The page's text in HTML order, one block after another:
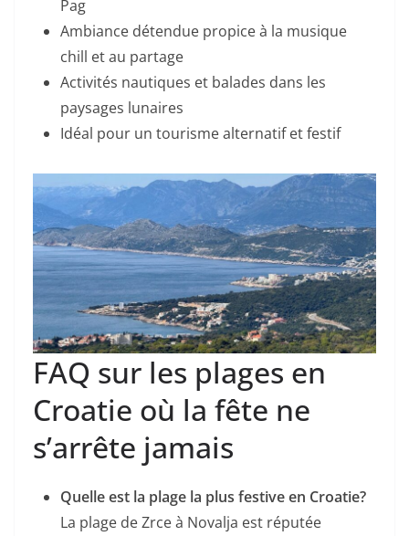
Pag
Ambiance détendue propice à la musique
chill et au partage
Activités nautiques et balades dans les
paysages lunaires
Idéal pour un tourisme alternatif et festif
FAQ sur les plages en
Croatie où la fête ne
s’arrête jamais
Quelle est la plage la plus festive en Croatie?
La plage de Zrce à Novalja est réputée